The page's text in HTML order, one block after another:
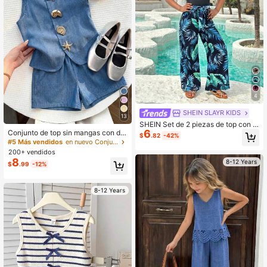
13
Conjunto de top sin mangas con de
coración de estrella de mar de meta
l y shorts casuales para niña preado
lescente
#5 Más vendidos
en nuevo Conjuntos de camisetas sin mangas para ni
200+ vendidos
$8.99 -12%
8-12 Years
4
SHEIN SLAYR KIDS
SHEIN Set de 2 piezas de top con a
dorno floral y pantalones palazzo p
ara niñas preadolescentes en vaca
$6.82 -42%
8-12 Years